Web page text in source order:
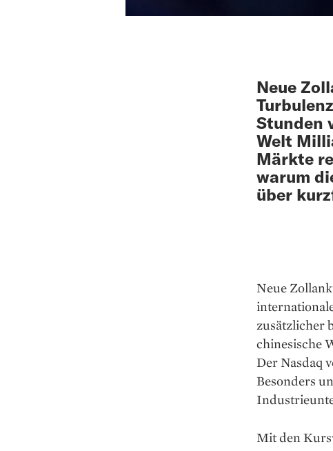
Neue
Stunden
Welt
Märkte
warum
über
Neue
zusätzlicher
chinesische
Der Nasdaq
Besonders
Mit den